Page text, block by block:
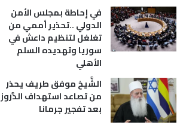
في إحاطة بمجلس الأمن
الدولي ..تحذير أممي من
تغلغل لتنظيم داعش في
سوريا وتهديده السلم
الأهلي
الشَّيخ موفق طريف يحذر
من تصاعد استهداف الدَّروز
بعد تفجير جرمانا